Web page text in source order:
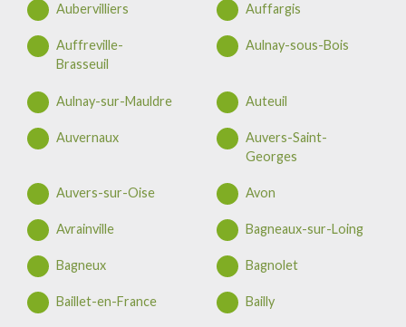
Aubervilliers Auffargis
Auffreville-
Brasseuil
Aulnay-sous-Bois
Aulnay-sur-Mauldre Auteuil
Auvernaux
Auvers-Saint-
Georges
Auvers-sur-Oise Avon
Avrainville Bagneaux-sur-Loing
Bagneux Bagnolet
Baillet-en-France Bailly